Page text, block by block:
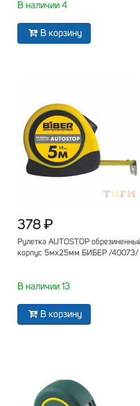
В наличии 4
В корзину
378 ₽
Рулетка AUTOSTOP
корпус 5мх25мм БИБЕР /40073/
В наличии 13
В корзину